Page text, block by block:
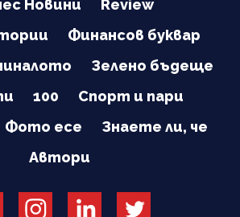
Новини
Review
Финансов буквар
Зелено бъдеще
100
Спорт и пари
Фото есе
Знаете ли, че
Автори